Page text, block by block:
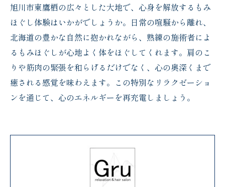
旭川市東鷹栖の広々とした大地で、心身を解放するもみ
ほぐし体験はいかがでしょうか。日常の喧騒から離れ、
北海道の豊かな自然に抱かれながら、熟練の施術者によ
るもみほぐしが心地よく体をほぐしてくれます。肩のこ
りや筋肉の緊張を和らげるだけでなく、心の奥深くまで
癒される感覚を味わえます。この特別なリラクゼーショ
ンを通じて、心のエネルギーを再充電しましょう。